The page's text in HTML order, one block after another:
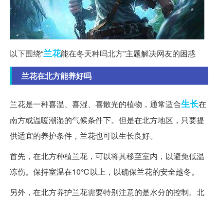
以下围绕“兰花能在冬天种吗北方”主题解决网友的困惑
兰花在北方能养好吗
兰花是一种喜温、喜湿、喜散光的植物，通常适合生长在
南方或温暖潮湿的气候条件下。但是在北方地区，只要提
供适宜的养护条件，兰花也可以生长良好。
首先，在北方种植兰花，可以将其移至室内，以避免低温
冻伤。保持室温在10℃以上，以确保兰花的安全越冬。
另外，在北方养护兰花需要特别注意的是水分的控制。北